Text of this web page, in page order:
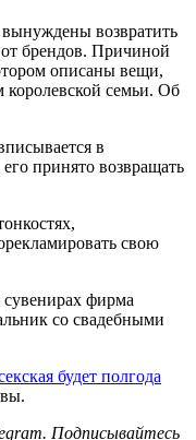
вынуждены возвратить
брендов. Причиной
описаны вещи,
королевской семьи. Об
в
принято возвращать
свою
фирма
со свадебными
будет полгода
Подписывайтесь